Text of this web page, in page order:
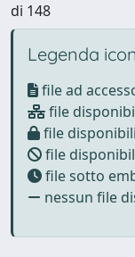
di 148
Legenda
file ad
file
file
file
file sotto
nessun file